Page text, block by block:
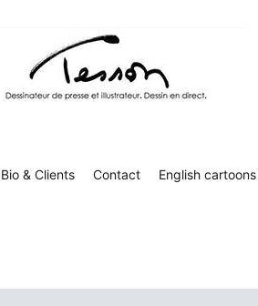
Bio & Clients Contact English cartoons